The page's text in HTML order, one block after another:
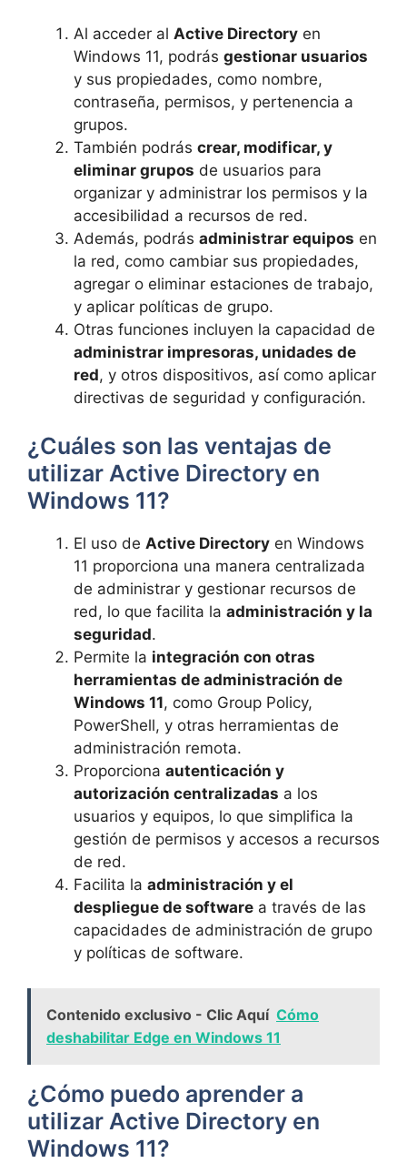
Al acceder al Active Directory en
Windows 11, podrás gestionar usuarios
y sus propiedades, como nombre,
contraseña, permisos, y pertenencia a
grupos.
También podrás crear, modificar, y
eliminar grupos de usuarios para
organizar y administrar los permisos y la
accesibilidad a recursos de red.
Además, podrás administrar equipos en
la red, como cambiar sus propiedades,
agregar o eliminar estaciones de trabajo,
y aplicar políticas de grupo.
Otras funciones incluyen la capacidad de
administrar impresoras, unidades de
red, y otros dispositivos, así como aplicar
directivas de seguridad y configuración.
¿Cuáles son las ventajas de
utilizar Active Directory en
Windows 11?
El uso de Active Directory en Windows
11 proporciona una manera centralizada
de administrar y gestionar recursos de
red, lo que facilita la administración y la
seguridad.
Permite la integración con otras
herramientas de administración de
Windows 11, como Group Policy,
PowerShell, y otras herramientas de
administración remota.
Proporciona autenticación y
autorización centralizadas a los
usuarios y equipos, lo que simplifica la
gestión de permisos y accesos a recursos
de red.
Facilita la administración y el
despliegue de software a través de las
capacidades de administración de grupo
y políticas de software.
Contenido exclusivo - Clic Aquí Cómo
deshabilitar Edge en Windows 11
¿Cómo puedo aprender a
utilizar Active Directory en
Windows 11?